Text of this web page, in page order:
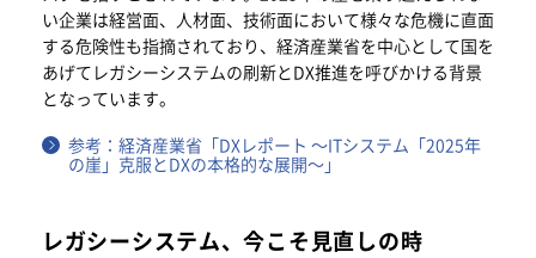
い企業は経営面、人材面、技術面において様々な危機に直面
する危険性も指摘されており、経済産業省を中心として国を
あげてレガシーシステムの刷新とDX推進を呼びかける背景
となっています。
参考：経済産業省「DXレポート ～ITシステム「2025年
の崖」克服とDXの本格的な展開～」
レガシーシステム、今こそ見直しの時